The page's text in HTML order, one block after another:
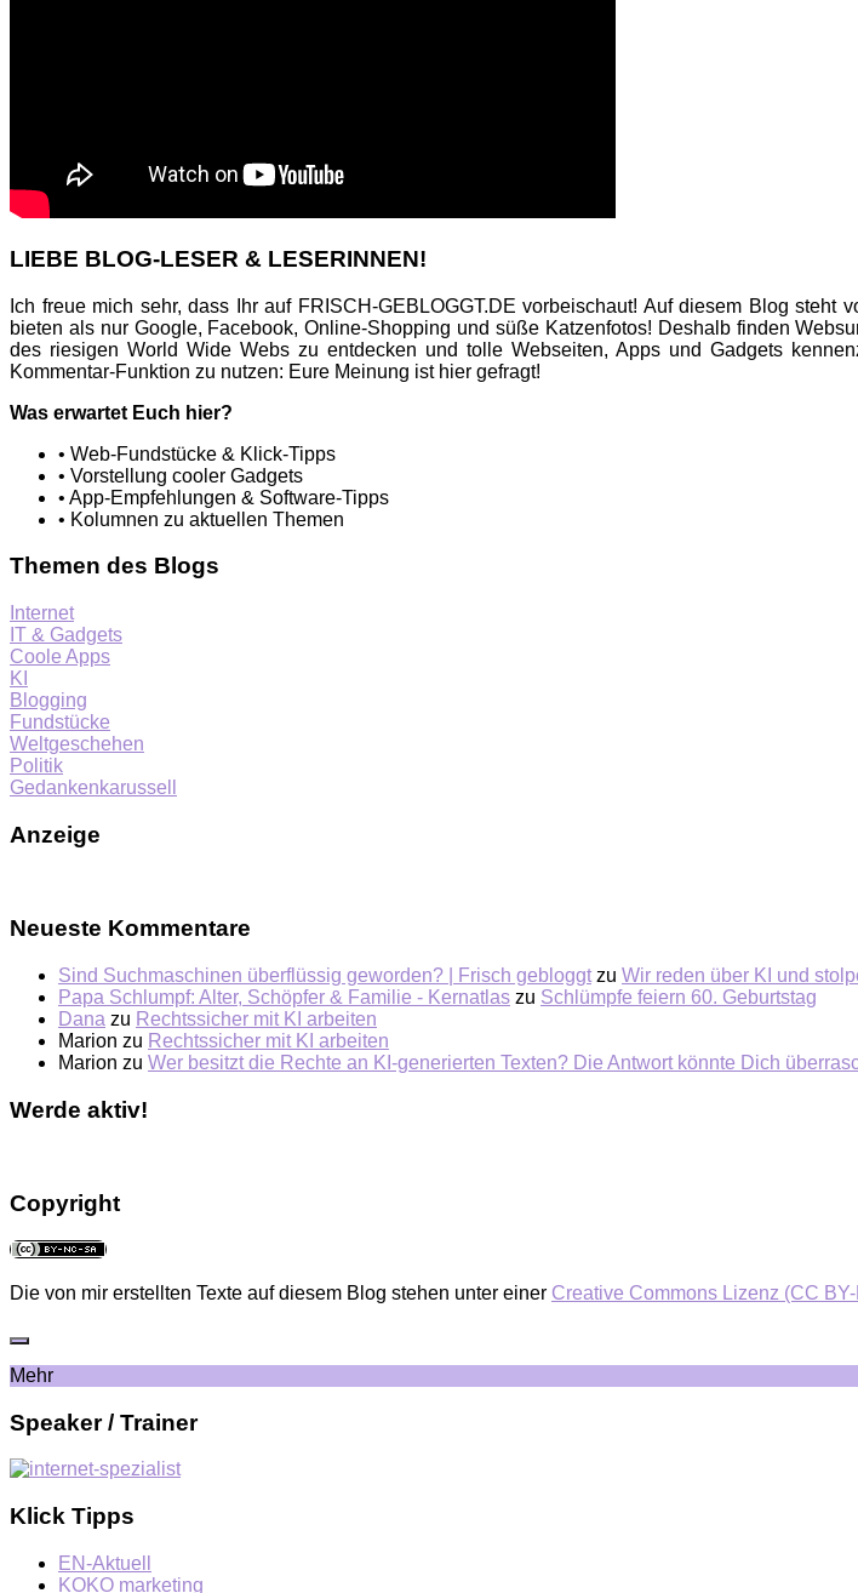
LIEBE BLOG-LESER & LESERINNEN!
Ich freue mich sehr, dass Ihr auf FRISCH-GEBLOGGT.DE vorbeischaut! Auf diesem Blog steht
bieten als nur Google, Facebook, Online-Shopping und süße Katzenfotos! Deshalb finden
des riesigen World Wide Webs zu entdecken und tolle Webseiten, Apps und Gadgets
Kommentar-Funktion zu nutzen: Eure Meinung ist hier gefragt!
Was erwartet Euch hier?
• Web-Fundstücke & Klick-Tipps
• Vorstellung cooler Gadgets
• App-Empfehlungen & Software-Tipps
• Kolumnen zu aktuellen Themen
Themen des Blogs
Internet
IT & Gadgets
Coole Apps
KI
Blogging
Fundstücke
Weltgeschehen
Politik
Gedankenkarussell
Anzeige
Neueste Kommentare
Sind Suchmaschinen überflüssig geworden? | Frisch gebloggt zu Wir reden über KI und
Papa Schlumpf: Alter, Schöpfer & Familie - Kernatlas zu Schlümpfe feiern 60. Geburtstag
Dana zu Rechtssicher mit KI arbeiten
Marion zu Rechtssicher mit KI arbeiten
Marion zu Wer besitzt die Rechte an KI-generierten Texten? Die Antwort könnte Dich
Werde aktiv!
Copyright
Die von mir erstellten Texte auf diesem Blog stehen unter einer Creative Commons Lizenz (CC
Mehr
Speaker / Trainer
Klick Tipps
EN-Aktuell
KOKO marketing